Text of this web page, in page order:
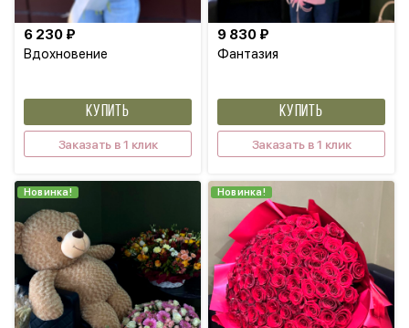
Вдохновение
6 230 ₽
КУПИТЬ
Заказать в 1 клик
Фантазия
9 830 ₽
КУПИТЬ
Заказать в 1 клик
Новинка! Новинка!